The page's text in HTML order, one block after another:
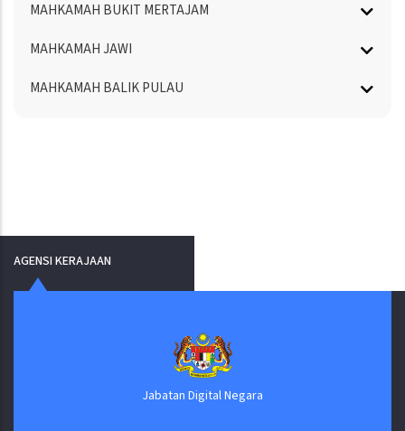
MAHKAMAH BUKIT MERTAJAM
MAHKAMAH JAWI
MAHKAMAH BALIK PULAU
AGENSI KERAJAAN
Jabatan Digital Negara